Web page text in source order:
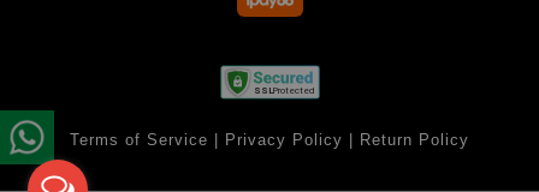
Terms of Service Privacy Policy Return Policy